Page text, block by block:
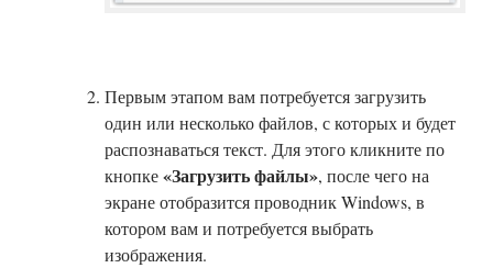
Первым этапом вам потребуется загрузить
один или несколько файлов, с которых и будет
распознаваться текст. Для этого кликните по
кнопке«Загрузить файлы», после чего на
экране отобразится проводник Windows, в
котором вам и потребуется выбрать
изображения.